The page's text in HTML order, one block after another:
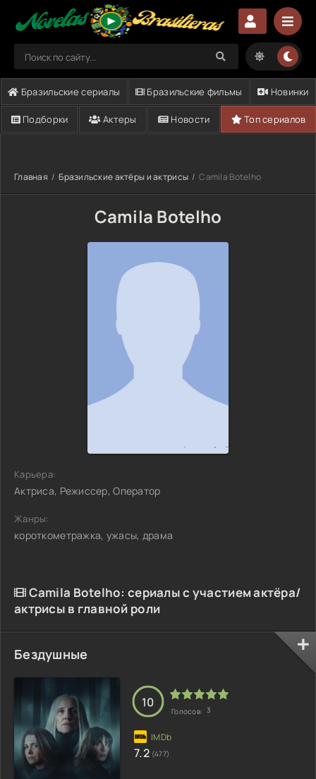
Бразильские сериалы Бразильские фильмы Новинки
Подборки Актеры Новости Топ сериалов
Главная Бразильские актёры и актрисы Camila Botelho
Camila Botelho
Карьера:
Актриса, Режиссер, Оператор
Жанры:
короткометражка, ужасы, драма
Camila Botelho: сериалы с участием актёра/
актрисы в главной роли
Бездушные
10
Голосов: 3
7.2 (477)